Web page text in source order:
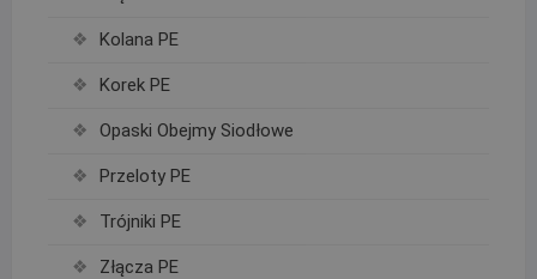
Kolana PE
Korek PE
Opaski Obejmy Siodłowe
Przeloty PE
Trójniki PE
Złącza PE